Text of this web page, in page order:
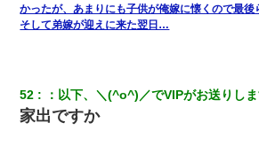
かったが、あまりにも子供が俺嫁に懐くので最
そして弟嫁が迎えに来た翌日…
52 ： 以下、＼(^o^)／でVIPがお送りし
家出ですか